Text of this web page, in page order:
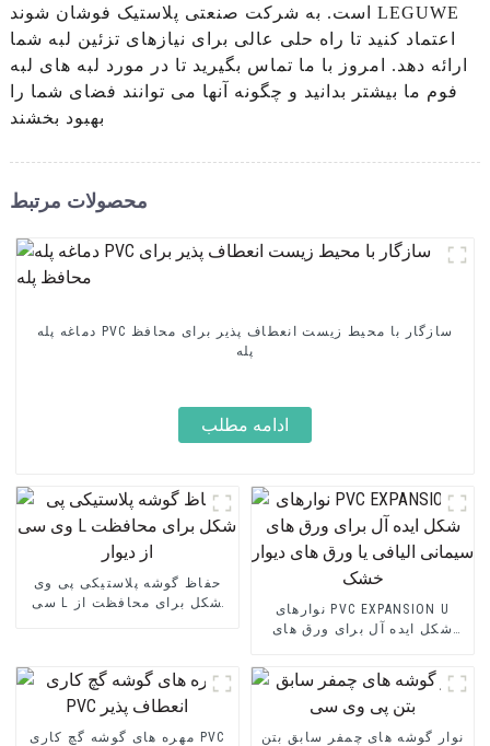
است. به شرکت صنعتی پلاستیک فوشان شوند LEGUWE
اعتماد کنید تا راه حلی عالی برای نیازهای تزئین لبه شما
ارائه دهد. امروز با ما تماس بگیرید تا در مورد لبه های لبه
فوم ما بیشتر بدانید و چگونه آنها می توانند فضای شما را
بهبود بخشند
محصولات مرتبط
دماغه پله PVC سازگار با محیط زیست انعطاف پذیر برای محافظ
پله
ادامه مطلب
حفاظ گوشه پلاستیکی پی وی
سی L شکل برای محافظت از
نوارهای PVC EXPANSION U
شکل ایده آل برای ورق های
دیوار خشک
مهره های گوشه گچ کاری PVC
نوار گوشه های چمفر سابق بتن